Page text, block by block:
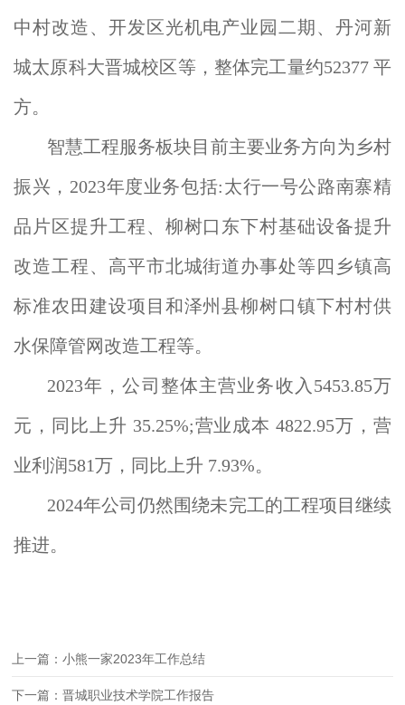
中村改造、开发区光机电产业园二期、丹河新
城太原科大晋城校区等，整体完工量约52377 平
方。
智慧工程服务板块目前主要业务方向为乡村
振兴，2023年度业务包括:太行一号公路南寨精
品片区提升工程、柳树口东下村基础设备提升
改造工程、高平市北城街道办事处等四乡镇高
标准农田建设项目和泽州县柳树口镇下村村供
水保障管网改造工程等。
2023年，公司整体主营业务收入5453.85万
元，同比上升 35.25%;营业成本 4822.95万，营
业利润581万，同比上升 7.93%。
2024年公司仍然围绕未完工的工程项目继续
推进。
上一篇：小熊一家2023年工作总结
下一篇：晋城职业技术学院工作报告